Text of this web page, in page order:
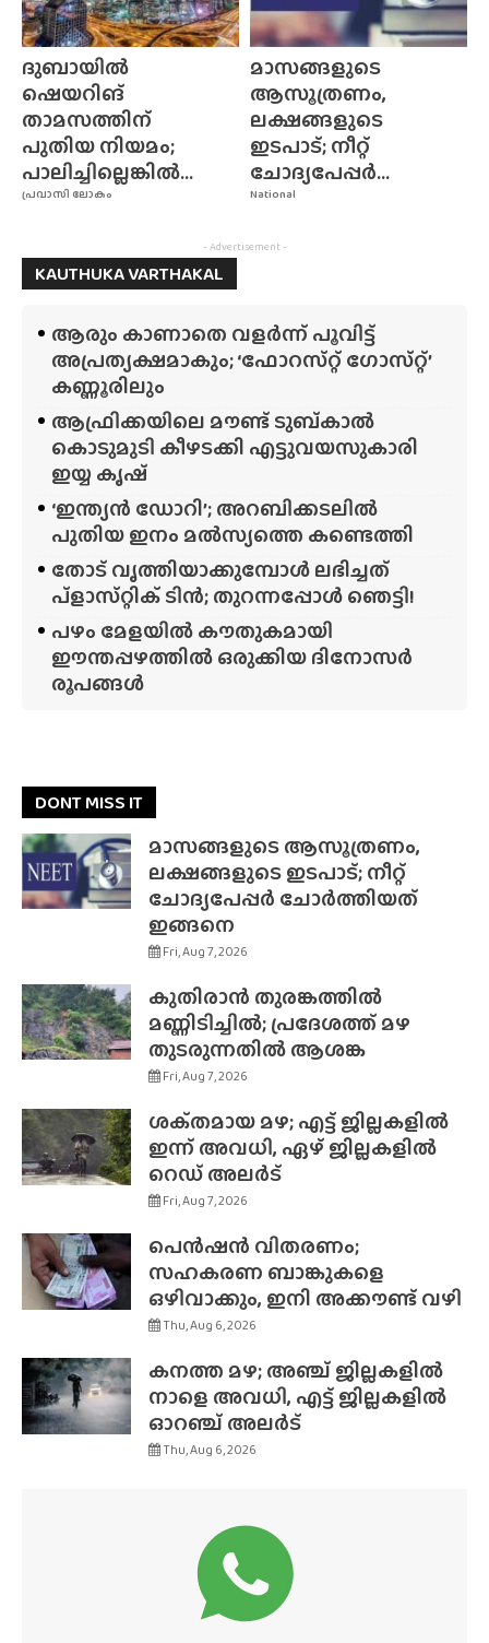
പ്രവാസി ലോകം
ദുബായിൽ
ഷെയറിങ്
താമസത്തിന്
പുതിയ നിയമം;
പാലിച്ചില്ലെങ്കിൽ...
National
മാസങ്ങളുടെ
ആസൂത്രണം,
ലക്ഷങ്ങളുടെ
ഇടപാട്; നീറ്റ്
ചോദ്യപേപ്പർ...
- Advertisement -
KAUTHUKA VARTHAKAL
ആരും കാണാതെ വളർന്ന് പൂവിട്ട്
അപ്രത്യക്ഷമാകും; ‘ഫോറസ്‌റ്റ്‌ ഗോസ്‌റ്റ്’
കണ്ണൂരിലും
ആഫ്രിക്കയിലെ മൗണ്ട് ടുബ്‌കാൽ
കൊടുമുടി കീഴടക്കി എട്ടുവയസുകാരി
ഇയ്യ കൃഷ്
‘ഇന്ത്യൻ ഡോറി’; അറബിക്കടലിൽ
പുതിയ ഇനം മൽസ്യത്തെ കണ്ടെത്തി
തോട് വൃത്തിയാക്കുമ്പോൾ ലഭിച്ചത്
പ്‌ളാസ്‌റ്റിക് ടിൻ; തുറന്നപ്പോൾ ഞെട്ടി!
പഴം മേളയിൽ കൗതുകമായി
ഈന്തപ്പഴത്തിൽ ഒരുക്കിയ ദിനോസർ
രൂപങ്ങൾ
DONT MISS IT
മാസങ്ങളുടെ ആസൂത്രണം,
ലക്ഷങ്ങളുടെ ഇടപാട്; നീറ്റ്
ചോദ്യപേപ്പർ ചോർത്തിയത്
ഇങ്ങനെ
Fri, Aug 7, 2026
കുതിരാൻ തുരങ്കത്തിൽ
മണ്ണിടിച്ചിൽ; പ്രദേശത്ത് മഴ
തുടരുന്നതിൽ ആശങ്ക
Fri, Aug 7, 2026
ശക്‌തമായ മഴ; എട്ട് ജില്ലകളിൽ
ഇന്ന് അവധി, ഏഴ് ജില്ലകളിൽ
റെഡ് അലർട്
Fri, Aug 7, 2026
പെൻഷൻ വിതരണം;
സഹകരണ ബാങ്കുകളെ
ഒഴിവാക്കും, ഇനി അക്കൗണ്ട് വഴി
Thu, Aug 6, 2026
കനത്ത മഴ; അഞ്ച് ജില്ലകളിൽ
നാളെ അവധി, എട്ട് ജില്ലകളിൽ
ഓറഞ്ച് അലർട്
Thu, Aug 6, 2026